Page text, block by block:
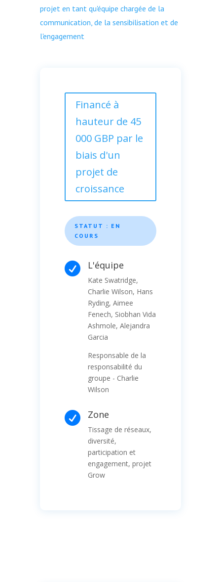
projet en tant qu'équipe chargée de la
communication, de la sensibilisation et de
l'engagement
Financé à
hauteur de 45
000 GBP par le
biais d'un
projet de
croissance
STATUT : EN
COURS
 L'équipe
Kate Swatridge,
Charlie Wilson, Hans
Ryding, Aimee
Fenech, Siobhan Vida
Ashmole, Alejandra
Garcia
Responsable de la
responsabilité du
groupe - Charlie
Wilson
 Zone
Tissage de réseaux,
diversité,
participation et
engagement, projet
Grow